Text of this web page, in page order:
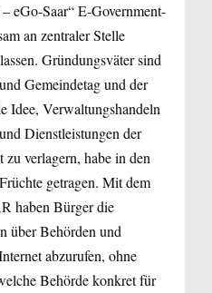
eGo-Saar“ E-Government-
an zentraler Stelle
Gründungsväter sind
Gemeindetag und der
Idee, Verwaltungshandeln
Dienstleistungen der
verlagern, habe in den
getragen. Mit dem
haben Bürger die
über Behörden und
abzurufen, ohne
Behörde konkret für